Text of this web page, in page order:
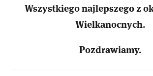
Wszystkiego najlepszego z
Wielkanocnych.
Pozdrawiamy.